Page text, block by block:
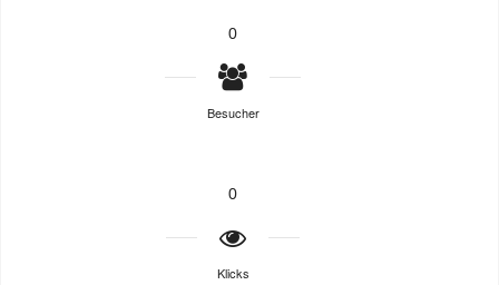
0
Besucher
0
Klicks